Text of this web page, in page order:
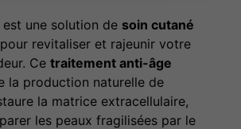
est une solution de soin cutané
revitaliser et rajeunir votre
Ce traitement anti-âge
la production naturelle de
la matrice extracellulaire,
les peaux fragilisées par le